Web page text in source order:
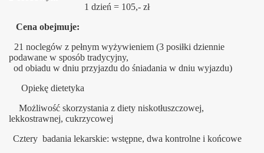
1 dzień = 105,- zł
Cena obejmuje:
21 noclegów z pełnym wyżywieniem (3 posiłki dziennie
podawane w sposób tradycyjny,
od obiadu w dniu przyjazdu do śniadania w dniu wyjazdu)
Opiekę dietetyka
Możliwość skorzystania z diety niskotłuszczowej,
lekkostrawnej, cukrzycowej
Cztery badania lekarskie: wstępne, dwa kontrolne i końcowe